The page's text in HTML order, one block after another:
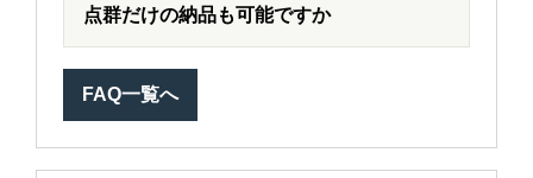
点群だけの納品も可能ですか
FAQ一覧へ